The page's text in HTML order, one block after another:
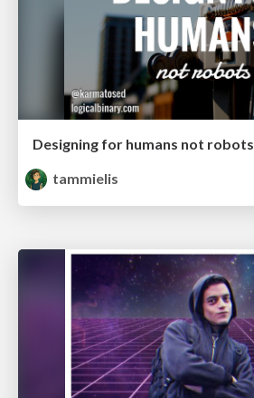
Designing for humans not robots
tammielis